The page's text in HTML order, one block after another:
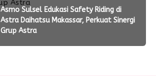
Asmo Sulsel Edukasi Safety Riding di
Astra Daihatsu Makassar, Perkuat Sinergi
Grup Astra